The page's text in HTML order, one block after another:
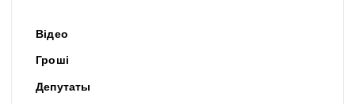
Відео
Гроші
Депутаты